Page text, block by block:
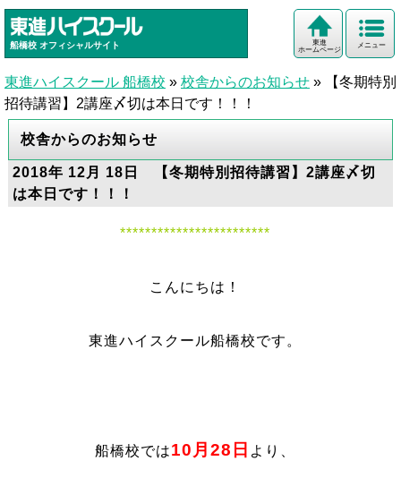
船橋校 オフィシャルサイト メニュー
東進
ホームページ
東進ハイスクール 船橋校 » 校舎からのお知らせ »
【冬期特別
招待講習】2講座〆切は本日です！！！
校舎からのお知らせ
2018年 12月 18日 【冬期特別招待講習】2講座〆切
は本日です！！！
************************
こんにちは！
東進ハイスクール船橋校です。
船橋校では10月28日 より、